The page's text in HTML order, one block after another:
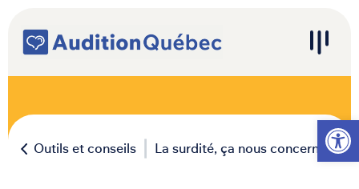
Ouvrir
Navigation principale
Outils et conseils La surdité, ça nous concerne